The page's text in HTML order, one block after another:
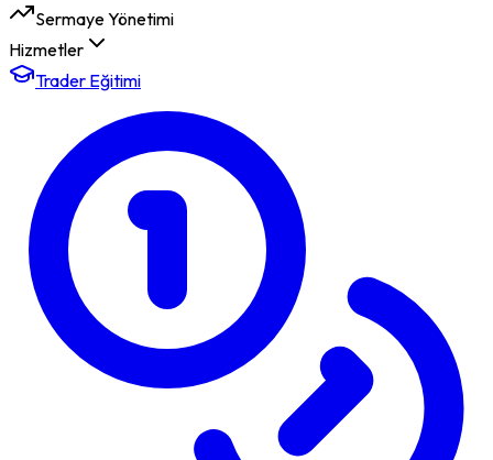
Sermaye Yönetimi
Hizmetler
Trader Eğitimi